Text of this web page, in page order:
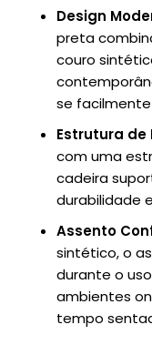
Design
preta
couro
se
Estrutura de
com uma
cadeira
durabilidade
Assento
sintético, o
durante o
ambientes
tempo